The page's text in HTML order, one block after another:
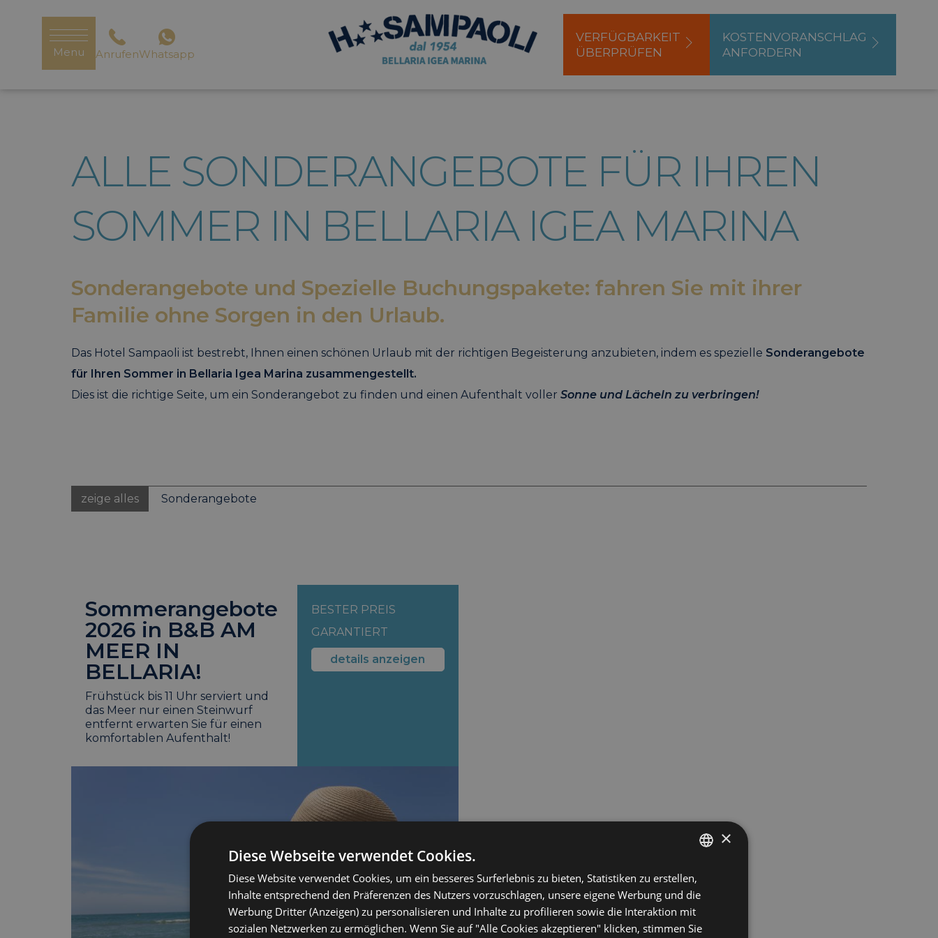
Menu AnrufenWhatsapp
VERFÜGBARKEIT
ÜBERPRÜFEN
KOSTENVORANSCHLAG
ANFORDERN
ALLE SONDERANGEBOTE FÜR IHREN
SOMMER IN BELLARIA IGEA MARINA
Sonderangebote und Spezielle Buchungspakete: fahren Sie mit ihrer
Familie ohne Sorgen in den Urlaub.
Das Hotel Sampaoli ist bestrebt, Ihnen einen schönen Urlaub mit der richtigen Begeisterung anzubieten, indem es spezielle Sonderangebote
für Ihren Sommer in Bellaria Igea Marina zusammengestellt.
Dies ist die richtige Seite, um ein Sonderangebot zu finden und einen Aufenthalt voller Sonne und Lächeln zu verbringen!
zeige alles Sonderangebote
Sommerangebote
2026 in B&B AM
MEER IN
BELLARIA!
Frühstück bis 11 Uhr serviert und
das Meer nur einen Steinwurf
entfernt erwarten Sie für einen
komfortablen Aufenthalt!
BESTER PREIS
GARANTIERT
details anzeigen
ITALIAN
ENGLISH
FRENCH
×
Diese Webseite verwendet Cookies.
Diese Website verwendet Cookies, um ein besseres Surferlebnis zu bieten, Statistiken zu erstellen,
Inhalte entsprechend den Präferenzen des Nutzers vorzuschlagen, unsere eigene Werbung und die
Werbung Dritter (Anzeigen) zu personalisieren und Inhalte zu profilieren sowie die Interaktion mit
sozialen Netzwerken zu ermöglichen. Wenn Sie auf "Alle Cookies akzeptieren" klicken, stimmen Sie